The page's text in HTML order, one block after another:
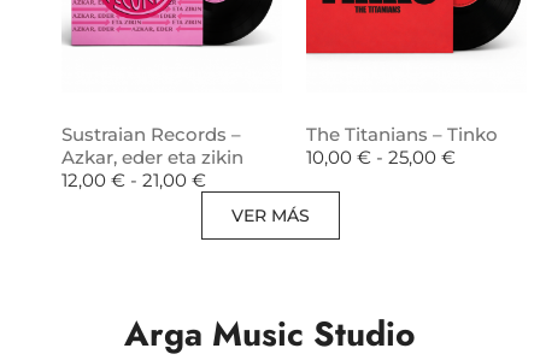
Sustraian Records –
Azkar, eder eta zikin
12,00 € - 21,00 €
The Titanians – Tinko
10,00 € - 25,00 €
VER MÁS
Arga Music Studio